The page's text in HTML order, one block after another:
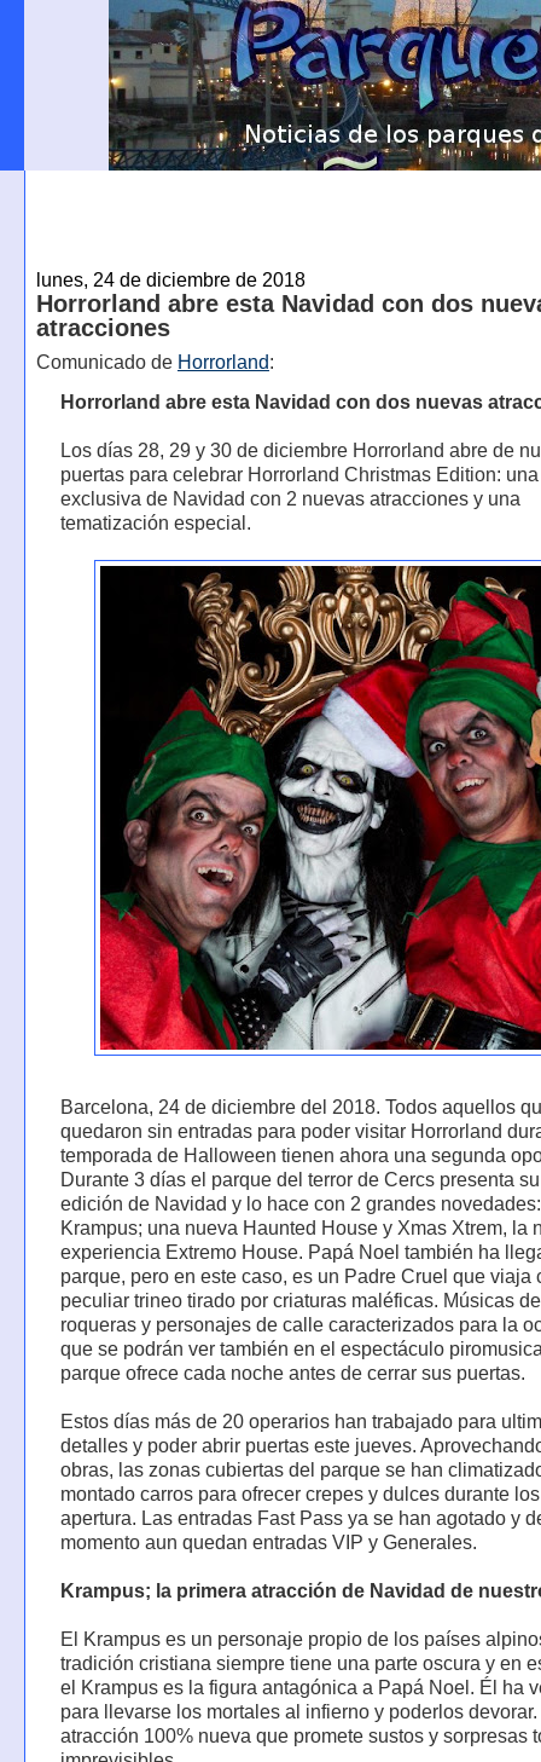
lunes, 24 de diciembre de 2018
Horrorland abre esta Navidad con dos
atracciones
Comunicado de Horrorland:
Horrorland abre esta Navidad con dos nuevas
Los días 28, 29 y 30 de diciembre Horrorland abre de
puertas para celebrar Horrorland Christmas Edition:
exclusiva de Navidad con 2 nuevas atracciones y una
tematización especial.
Barcelona, 24 de diciembre del 2018. Todos aquellos
quedaron sin entradas para poder visitar Horrorland
temporada de Halloween tienen ahora una segunda
Durante 3 días el parque del terror de Cercs presenta
edición de Navidad y lo hace con 2 grandes novedades:
Krampus; una nueva Haunted House y Xmas Xtrem, la
experiencia Extremo House. Papá Noel también ha
parque, pero en este caso, es un Padre Cruel que viaja
peculiar trineo tirado por criaturas maléficas. Músicas
roqueras y personajes de calle caracterizados para la
que se podrán ver también en el espectáculo
parque ofrece cada noche antes de cerrar sus puertas.
Estos días más de 20 operarios han trabajado para
detalles y poder abrir puertas este jueves.
obras, las zonas cubiertas del parque se han
montado carros para ofrecer crepes y dulces durante
apertura. Las entradas Fast Pass ya se han agotado y
momento aun quedan entradas VIP y Generales.
Krampus; la primera atracción de Navidad de
El Krampus es un personaje propio de los países
tradición cristiana siempre tiene una parte oscura y en
el Krampus es la figura antagónica a Papá Noel. Él ha
para llevarse los mortales al infierno y poderlos
atracción 100% nueva que promete sustos y sorpresas